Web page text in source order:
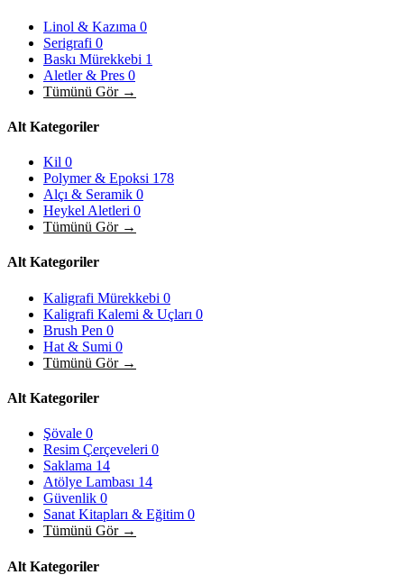
Linol & Kazıma 0
Serigrafi 0
Baskı Mürekkebi 1
Aletler & Pres 0
Tümünü Gör →
Alt Kategoriler
Kil 0
Polymer & Epoksi 178
Alçı & Seramik 0
Heykel Aletleri 0
Tümünü Gör →
Alt Kategoriler
Kaligrafi Mürekkebi 0
Kaligrafi Kalemi & Uçları 0
Brush Pen 0
Hat & Sumi 0
Tümünü Gör →
Alt Kategoriler
Şövale 0
Resim Çerçeveleri 0
Saklama 14
Atölye Lambası 14
Güvenlik 0
Sanat Kitapları & Eğitim 0
Tümünü Gör →
Alt Kategoriler